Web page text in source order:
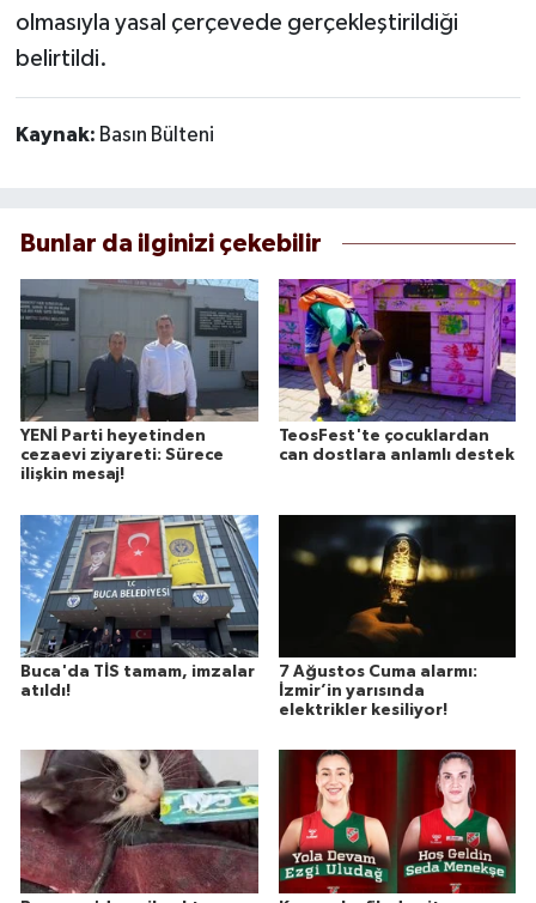
olmasıyla yasal çerçevede gerçekleştirildiği
belirtildi.
Kaynak: Basın Bülteni
Bunlar da ilginizi çekebilir
YENİ Parti heyetinden
cezaevi ziyareti: Sürece
ilişkin mesaj!
TeosFest'te çocuklardan
can dostlara anlamlı destek
Buca'da TİS tamam, imzalar
atıldı!
7 Ağustos Cuma alarmı:
İzmir’in yarısında
elektrikler kesiliyor!